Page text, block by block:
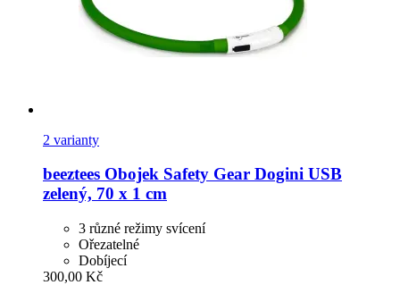
2 varianty
beeztees Obojek Safety Gear Dogini USB
zelený, 70 x 1 cm
3 různé režimy svícení
Ořezatelné
Dobíjecí
300,00 Kč